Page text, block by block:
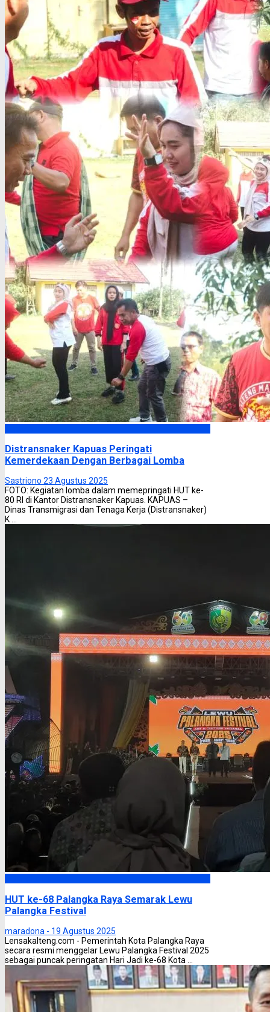
Distransnaker Kapuas Peringati
Kemerdekaan Dengan Berbagai Lomba
Sastriono 23 Agustus 2025
FOTO: Kegiatan lomba dalam memepringati HUT ke-
80 RI di Kantor Distransnaker Kapuas. KAPUAS –
Dinas Transmigrasi dan Tenaga Kerja (Distransnaker)
K ...
HUT ke-68 Palangka Raya Semarak Lewu
Palangka Festival
maradona - 19 Agustus 2025
Lensakalteng.com - Pemerintah Kota Palangka Raya
secara resmi menggelar Lewu Palangka Festival 2025
sebagai puncak peringatan Hari Jadi ke-68 Kota ...